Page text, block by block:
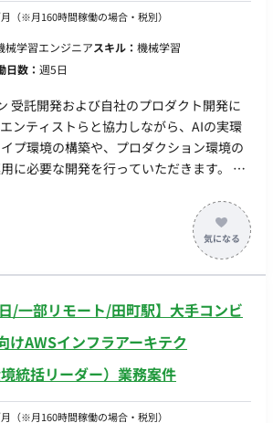
定・解決策の提示、継続的なインフラ改善
Cloud, AWS, Azure, Terraform, Nginx,
働：フルリモート可能 フレックス稼働：
ですが日中帯稼働できることがベース）
（※月160時間稼働の場合・税別）
械学習エンジニアスキル： 機械学習
日数： 週5日
受託開発および自社のプロダクト開発に
ンティストらと協力しながら、AIの実環
プ環境の構築や、プロダクション環境の
に必要な開発を行っていただきます。 ■
ータの分析およびモデルの開発を行いま
のプロダクション化】 機械学習モデルを
へ統合するための開発を行います。 【AIア
と運用】 AIに必要なアプリケーションの
AI・アプリケーションのデリバリーや精
みの構築、新しい技術や手法の探求と導
Kedro, MLflow DB Cloud SQL,
日/一部リモート/田町駅】大手コンビ
けAWSインフラアーキテク
統括リーダー）業務案件
（※月160時間稼働の場合・税別）